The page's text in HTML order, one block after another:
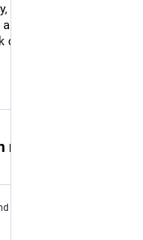
31 May, reported to
core part of a
‘Comedian’ by
4 more